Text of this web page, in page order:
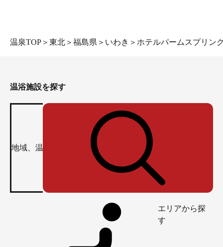
温泉TOP ＞ 東北 ＞ 福島県 ＞ いわき ＞ ホテルパームスプリン
温浴施設を探す
エリアから探
す